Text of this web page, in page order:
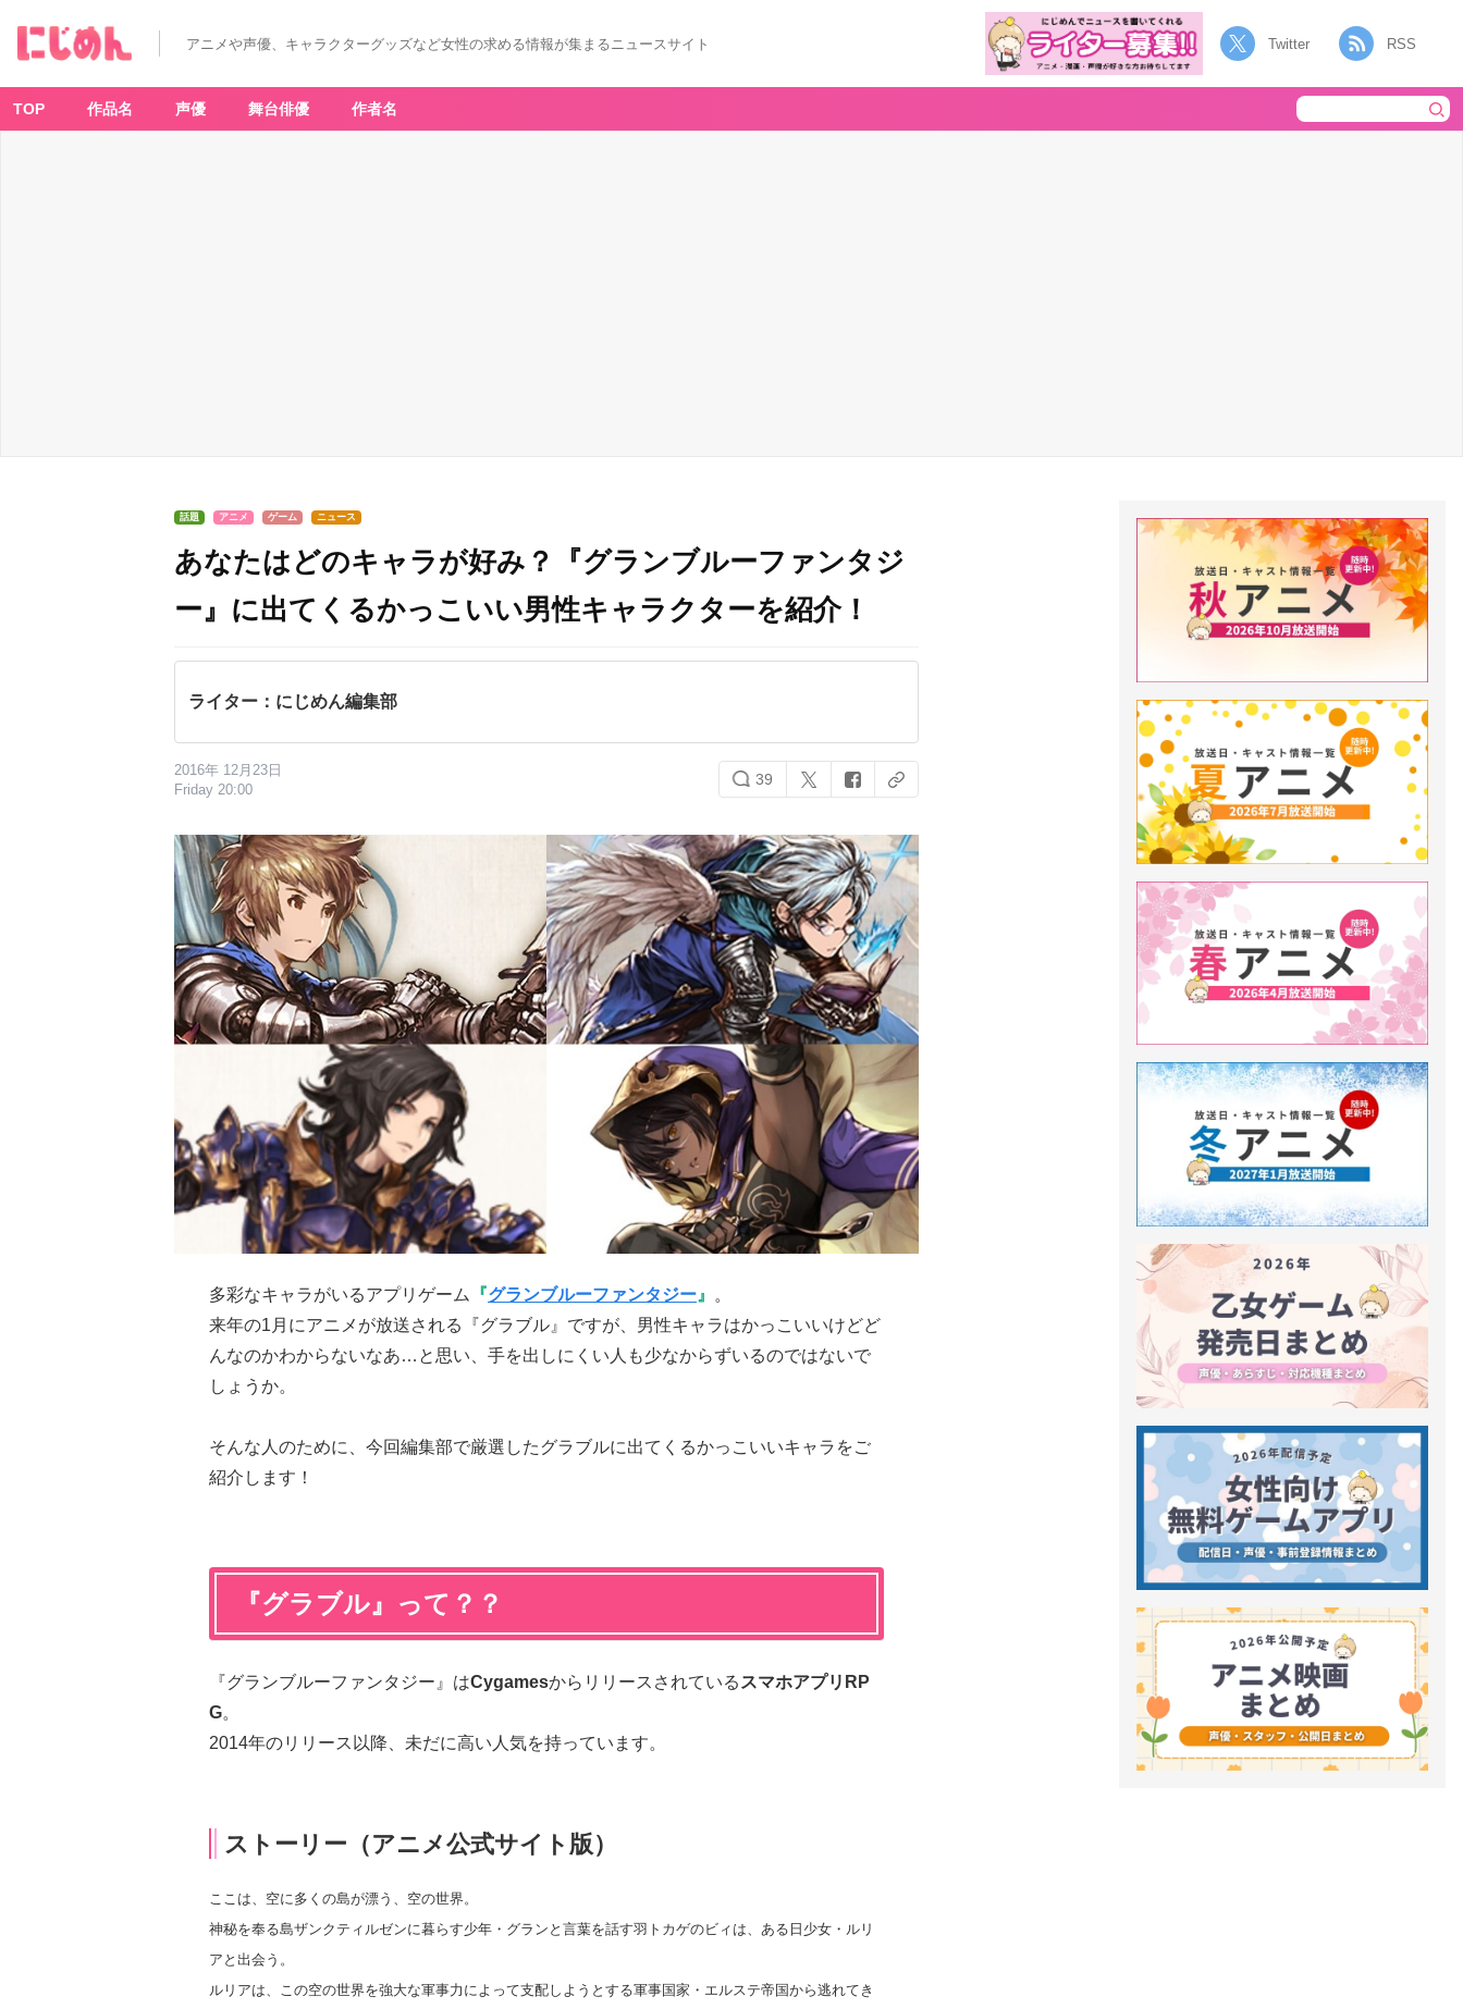
アニメや声優、キャラクターグッズなど女性の求める情報が集まるニュースサイト Twitter RSS
TOP 作品名 声優 舞台俳優 作者名
話題 アニメ ゲーム ニュース
あなたはどのキャラが好み？『グランブルーファンタジ
ー』に出てくるかっこいい男性キャラクターを紹介！
ライター：にじめん編集部
2016年 12月23日
Friday 20:00
39
多彩なキャラがいるアプリゲーム 『グランブルーファンタジー 』
。
来年の1月にアニメが放送される『グラブル』ですが、男性キャラはかっこいいけどど
んなのかわからないなあ…と思い、手を出しにくい人も少なからずいるのではないで
しょうか。
そんな人のために、今回編集部で厳選したグラブルに出てくるかっこいいキャラをご
紹介します！
『グラブル』って？？
『グランブルーファンタジー』はCygamesからリリースされている スマホアプリRP
G。
2014年のリリース以降、未だに高い人気を持っています。
ストーリー（アニメ公式サイト版）
ここは、空に多くの島が漂う、空の世界。
神秘を奉る島ザンクティルゼンに暮らす少年・グランと言葉を話す羽トカゲのビィは、ある日少女・ルリ
アと出会う。
ルリアは、この空の世界を強大な軍事力によって支配しようとする軍事国家・エルステ帝国から逃れてき